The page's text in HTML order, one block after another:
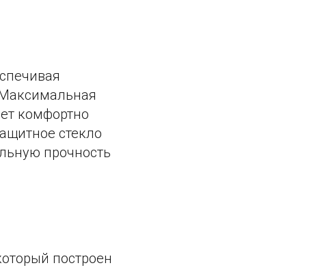
комфортно
стекло
прочность
построен